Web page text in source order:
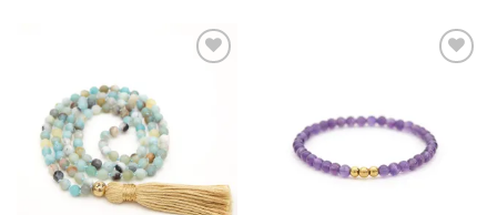
hinzufügen